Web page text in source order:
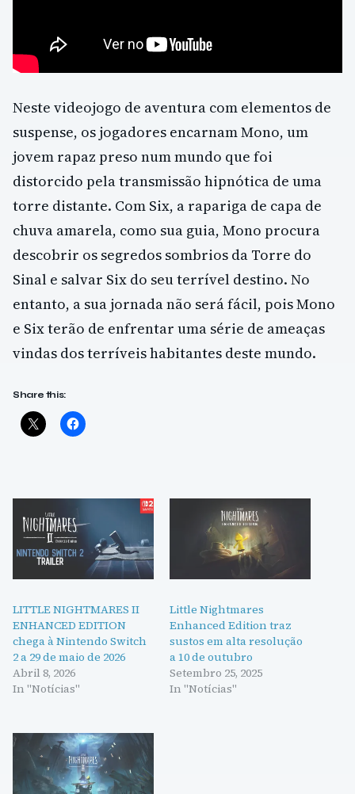
Neste videojogo de aventura com elementos de
suspense, os jogadores encarnam Mono, um
jovem rapaz preso num mundo que foi
distorcido pela transmissão hipnótica de uma
torre distante. Com Six, a rapariga de capa de
chuva amarela, como sua guia, Mono procura
descobrir os segredos sombrios da Torre do
Sinal e salvar Six do seu terrível destino. No
entanto, a sua jornada não será fácil, pois Mono
e Six terão de enfrentar uma série de ameaças
vindas dos terríveis habitantes deste mundo.
Share this:
LITTLE NIGHTMARES II
ENHANCED EDITION
chega à Nintendo Switch
2 a 29 de maio de 2026
Abril 8, 2026
In "Notícias"
Little Nightmares
Enhanced Edition traz
sustos em alta resolução
a 10 de outubro
Setembro 25, 2025
In "Notícias"